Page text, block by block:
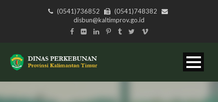
(0541)736852
(0541)748382
disbun@kaltimprov.go.id